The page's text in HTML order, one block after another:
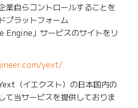
業自らコントロールすることを
プラットフォーム
Engine」サービスのサイトをリ
yext/
（イエクスト）の日本国内の
て当サービスを提供しておりま